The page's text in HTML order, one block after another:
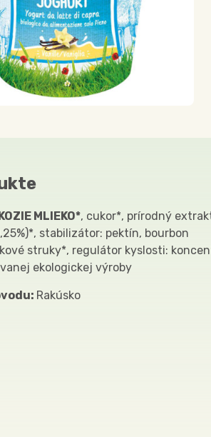
MLIEKO*, cukor*, prírodný
stabilizátor: pektín, bourbon
struky*, regulátor kyslosti:
ekologickej výroby
Rakúsko